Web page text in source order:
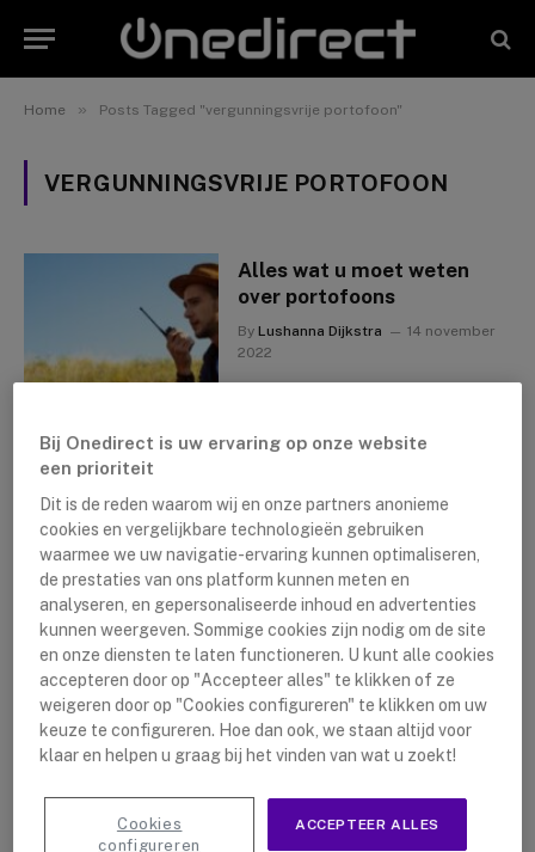
Home » Posts Tagged "vergunningsvrije portofoon"
VERGUNNINGSVRIJE PORTOFOON
Alles wat u moet weten
over portofoons
By Lushanna Dijkstra
14 november
2022
Nieuwste artikelen
Logitech Sight: De Tafelcamera Voor
Bij Onedirect is uw ervaring op onze website
een prioriteit
Dit is de reden waarom wij en onze partners anonieme
cookies en vergelijkbare technologieën gebruiken
waarmee we uw navigatie-ervaring kunnen optimaliseren,
de prestaties van ons platform kunnen meten en
analyseren, en gepersonaliseerde inhoud en advertenties
kunnen weergeven. Sommige cookies zijn nodig om de site
en onze diensten te laten functioneren. U kunt alle cookies
accepteren door op "Accepteer alles" te klikken of ze
weigeren door op "Cookies configureren" te klikken om uw
keuze te configureren. Hoe dan ook, we staan altijd voor
klaar en helpen u graag bij het vinden van wat u zoekt!
ACCEPTEER ALLES
Cookies
configureren